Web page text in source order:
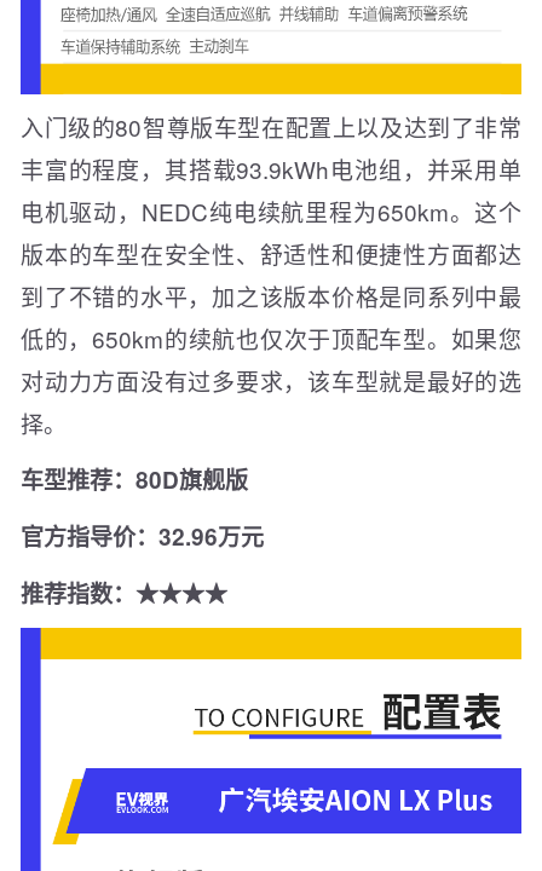
入门级的80智尊版车型在配置上以及达到了非常
丰富的程度，其搭载93.9kWh电池组，并采用单
电机驱动，NEDC纯电续航里程为650km。这个
版本的车型在安全性、舒适性和便捷性方面都达
到了不错的水平，加之该版本价格是同系列中最
低的，650km的续航也仅次于顶配车型。如果您
对动力方面没有过多要求，该车型就是最好的选
择。
车型推荐：80D旗舰版
官方指导价：32.96万元
推荐指数：★★★★